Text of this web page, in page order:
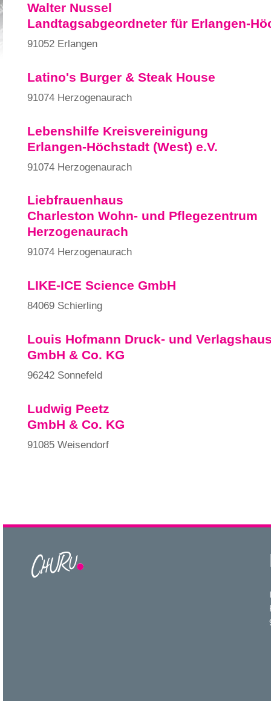
Walter Nussel
Landtagsabgeordneter für Erlangen-
91052 Erlangen
Latino's Burger & Steak House
91074 Herzogenaurach
Lebenshilfe Kreisvereinigung
Erlangen-Höchstadt (West) e.V.
91074 Herzogenaurach
Liebfrauenhaus
Charleston Wohn- und Pflegezentrum
Herzogenaurach
91074 Herzogenaurach
LIKE-ICE Science GmbH
84069 Schierling
Louis Hofmann Druck- und
GmbH & Co. KG
96242 Sonnefeld
Ludwig Peetz
GmbH & Co. KG
91085 Weisendorf